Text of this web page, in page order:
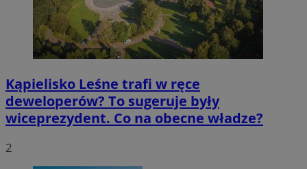
Kąpielisko Leśne trafi w ręce
deweloperów? To sugeruje były
wiceprezydent. Co na obecne władze?
2